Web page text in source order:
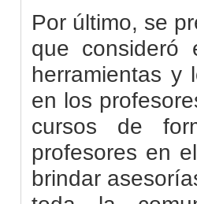
Por último, se
que consideró
herramientas y
en los
cursos de
profesores en
brindar